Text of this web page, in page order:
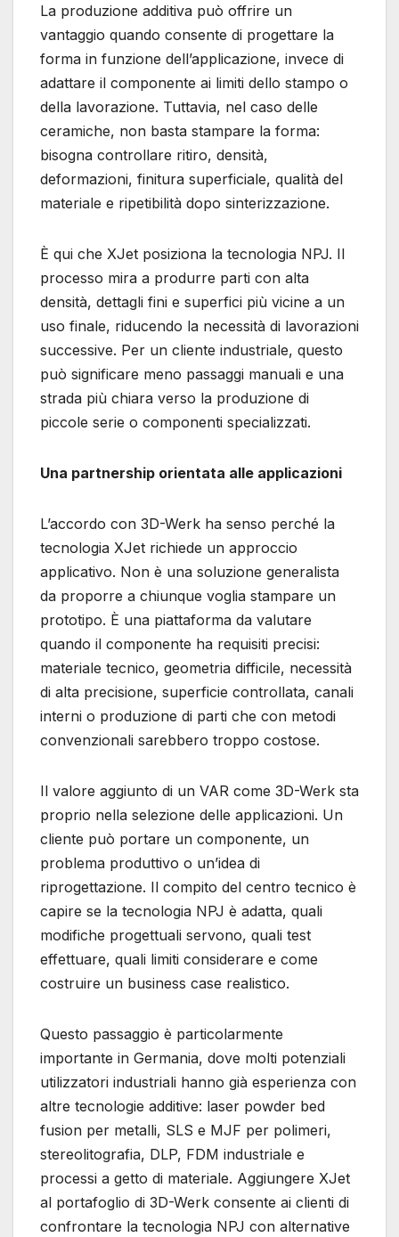
La produzione additiva può offrire un
vantaggio quando consente di progettare la
forma in funzione dell’applicazione, invece di
adattare il componente ai limiti dello stampo o
della lavorazione. Tuttavia, nel caso delle
ceramiche, non basta stampare la forma:
bisogna controllare ritiro, densità,
deformazioni, finitura superficiale, qualità del
materiale e ripetibilità dopo sinterizzazione.
È qui che XJet posiziona la tecnologia NPJ. Il
processo mira a produrre parti con alta
densità, dettagli fini e superfici più vicine a un
uso finale, riducendo la necessità di lavorazioni
successive. Per un cliente industriale, questo
può significare meno passaggi manuali e una
strada più chiara verso la produzione di
piccole serie o componenti specializzati.
Una partnership orientata alle applicazioni
L’accordo con 3D-Werk ha senso perché la
tecnologia XJet richiede un approccio
applicativo. Non è una soluzione generalista
da proporre a chiunque voglia stampare un
prototipo. È una piattaforma da valutare
quando il componente ha requisiti precisi:
materiale tecnico, geometria difficile, necessità
di alta precisione, superficie controllata, canali
interni o produzione di parti che con metodi
convenzionali sarebbero troppo costose.
Il valore aggiunto di un VAR come 3D-Werk sta
proprio nella selezione delle applicazioni. Un
cliente può portare un componente, un
problema produttivo o un’idea di
riprogettazione. Il compito del centro tecnico è
capire se la tecnologia NPJ è adatta, quali
modifiche progettuali servono, quali test
effettuare, quali limiti considerare e come
costruire un business case realistico.
Questo passaggio è particolarmente
importante in Germania, dove molti potenziali
utilizzatori industriali hanno già esperienza con
altre tecnologie additive: laser powder bed
fusion per metalli, SLS e MJF per polimeri,
stereolitografia, DLP, FDM industriale e
processi a getto di materiale. Aggiungere XJet
al portafoglio di 3D-Werk consente ai clienti di
confrontare la tecnologia NPJ con alternative